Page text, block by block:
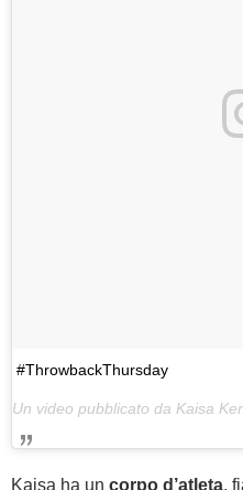
#ThrowbackThursday
Un video pubblicato da Kaisa
Kaisa ha un corpo d’atleta,